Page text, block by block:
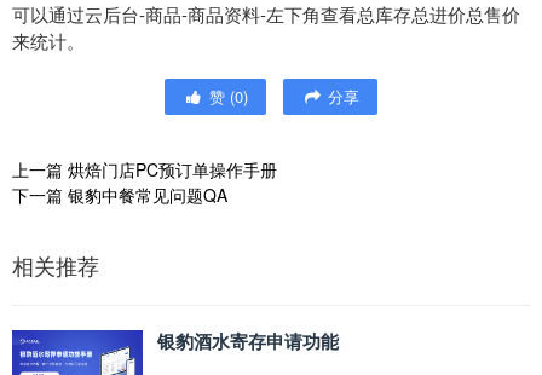
可以通过云后台-商品-商品资料-左下角查看总库存总进价总售价
来统计。
赞 (0) 分享
上一篇 烘焙门店PC预订单操作手册
下一篇 银豹中餐常见问题QA
相关推荐
银豹酒水寄存申请功能